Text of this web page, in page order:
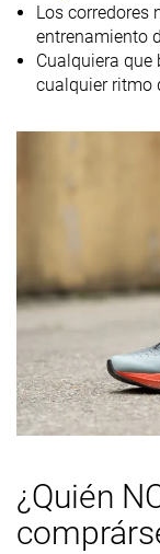
en frío
de la parte
delantera
Durabilidad
Durabilidad
de la suela
Los corredores
entrenamiento
Cualquiera que
cualquier ritmo
¿Quién